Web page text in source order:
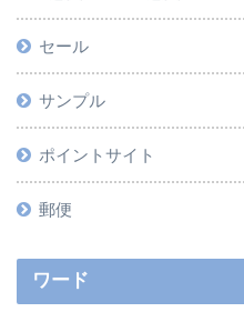
セール
サンプル
ポイントサイト
郵便
ワード